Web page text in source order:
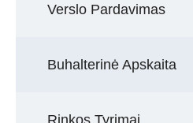
Verslo Pardavimas
Buhalterinė Apskaita
Rinkos Tyrimai